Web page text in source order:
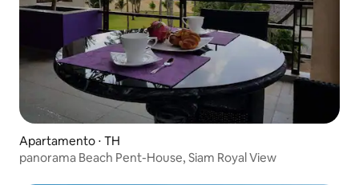
Apartamento ⋅ TH
panorama Beach Pent-House, Siam Royal View